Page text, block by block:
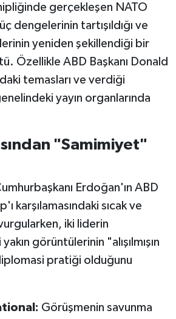
gerçekleşen NATO
dengelerinin tartışıldığı ve
yeniden şekillendiği bir
Özellikle ABD Başkanı Donald
temasları ve verdiği
yayın organlarında
"Samimiyet"
Erdoğan'ın ABD
karşılamasındaki sıcak ve
iki liderin
görüntülerinin "alışılmışın
pratiği olduğunu
Görüşmenin savunma